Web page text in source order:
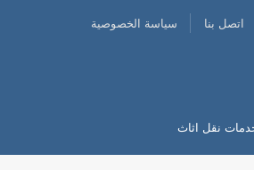
اتصل بنا سياسة الخصوصية
نقل اثاث